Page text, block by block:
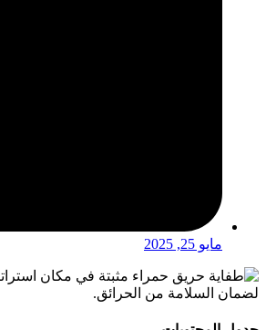
مايو 25, 2025